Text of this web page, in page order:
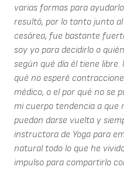
varias formas para
resultó, por lo tanto junto
cesárea, fue bastante
soy yo para decidirlo o
según qué día él tiene
qué no esperé
médico, o el por qué no se
mi cuerpo tendencia a que
puedan darse vuelta y
instructora de Yoga para
natural todo lo que he
impulso para compartirlo